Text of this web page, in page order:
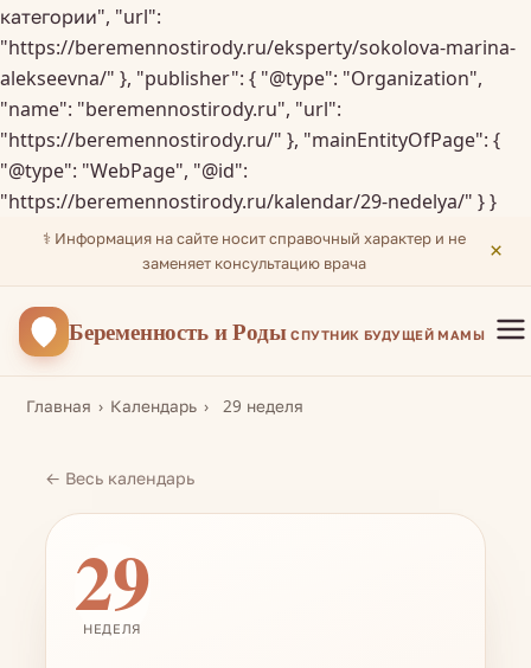
категории", "url":
"https://beremennostirody.ru/eksperty/sokolova-marina-
alekseevna/" }, "publisher": { "@type": "Organization",
"name": "beremennostirody.ru", "url":
"https://beremennostirody.ru/" }, "mainEntityOfPage": {
"@type": "WebPage", "@id":
"https://beremennostirody.ru/kalendar/29-nedelya/" } }
⚕️ Информация на сайте носит справочный характер и не
заменяет консультацию врача
×
Беременностьи Роды СПУТНИК БУДУЩЕЙ МАМЫ
Главная Календарь 29 неделя
← Весь календарь
29
НЕДЕЛЯ